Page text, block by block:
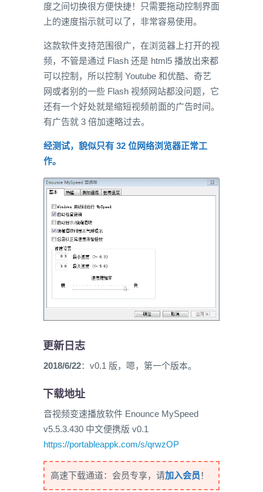
度之间切换很方便快捷！只需要拖动控制界面
上的速度指示就可以了，非常容易使用。
这款软件支持范围很广，在浏览器上打开的视
频，不管是通过 Flash 还是 html5 播放出来都
可以控制，所以控制 Youtube 和优酷、奇艺
网或者别的一些 Flash 视频网站都没问题，它
还有一个好处就是缩短视频前面的广告时间。
有广告就 3 倍加速略过去。
经测试，貌似只有 32 位网络浏览器正常工
作。
更新日志
2018/6/22：v0.1 版，嗯，第一个版本。
下载地址
音视频变速播放软件 Enounce MySpeed
v5.5.3.430 中文便携版 v0.1
https://portableappk.com/s/qrwzOP
高速下载通道：会员专享，请加入会员 ！